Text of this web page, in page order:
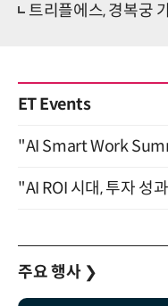
트리플에스, 경복궁 가
ET Events
"AI Smart Work
주요 행사 ❯